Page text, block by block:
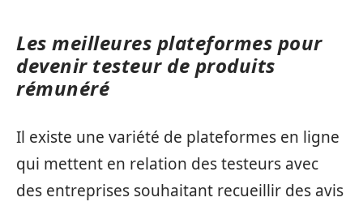
Les meilleures plateformes pour
devenir testeur de produits
rémunéré
Il existe une variété de plateformes en ligne
qui mettent en relation des testeurs avec
des entreprises souhaitant recueillir des avis